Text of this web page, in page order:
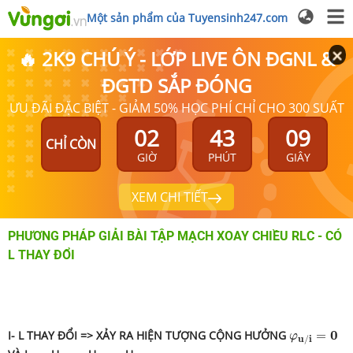
Một sản phẩm của Tuyensinh247.com
🔥 2K9 CHÚ Ý - LỚP LIVE ÔN ĐGNL &
ĐGTD SẮP ĐÓNG
ƯU ĐÃI ĐẶC BIỆT - GIẢM 50% HỌC PHÍ CHỈ CHO 300 SUẤT
CHỈ CÒN 02
GIỜ
43
PHÚT
08
GIÂY
XEM CHI TIẾT
PHƯƠNG PHÁP GIẢI BÀI TẬP MẠCH XOAY CHIỀU RLC - CÓ
L THAY ĐỔI
I- L THAY ĐỔI => XẢY RA HIỆN TƯỢNG CỘNG HƯỞNG φu/i = 0
φ